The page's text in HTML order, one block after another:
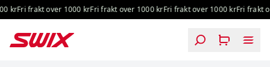
Hopp til innhold
krFri frakt over 1000 krFri frakt over 1000 krFri frakt over 1000 krFri frakt